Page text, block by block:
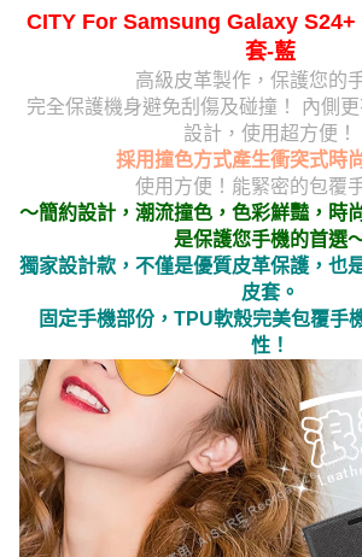
CITY For Samsung Galaxy S24+
套-藍
高級皮革製作，保護您的
完全保護機身避免刮傷及碰撞！ 內側
設計，使用超方便！
採用撞色方式產生衝突式時
使用方便！能緊密的包覆
～簡約設計，潮流撞色，色彩鮮豔，時
是保護您手機的首選
獨家設計款，不僅是優質皮革保護，也
皮套。
固定手機部份，TPU軟殼完美包覆手
性！